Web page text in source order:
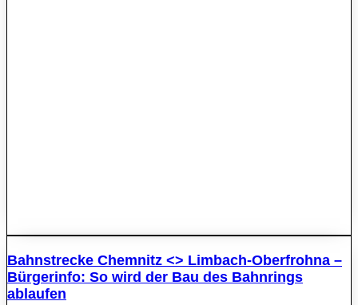
Bahnstrecke Chemnitz <> Limbach-Oberfrohna –
Bürgerinfo: So wird der Bau des Bahnrings
ablaufen